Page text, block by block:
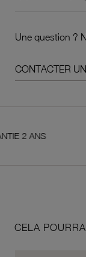
Une question ?
CONTACTER
CELA